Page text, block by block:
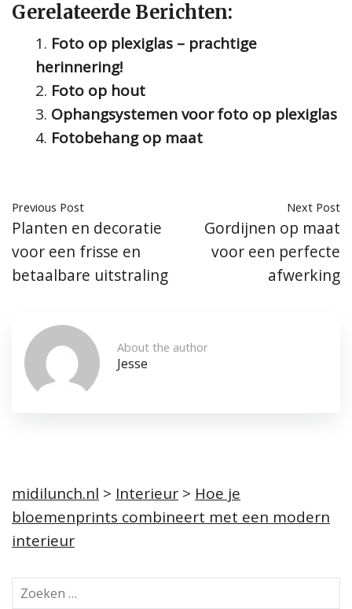
Gerelateerde Berichten:
Foto op plexiglas – prachtige
herinnering!
Foto op hout
Ophangsystemen voor foto op plexiglas
Fotobehang op maat
Previous Post
Planten en decoratie
voor een frisse en
betaalbare uitstraling
Next Post
Gordijnen op maat
voor een perfecte
afwerking
About the author
Jesse
midilunch.nl > Interieur > Hoe je
bloemenprints combineert met een modern
interieur
o